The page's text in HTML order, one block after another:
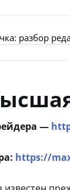
разбор
—
https://